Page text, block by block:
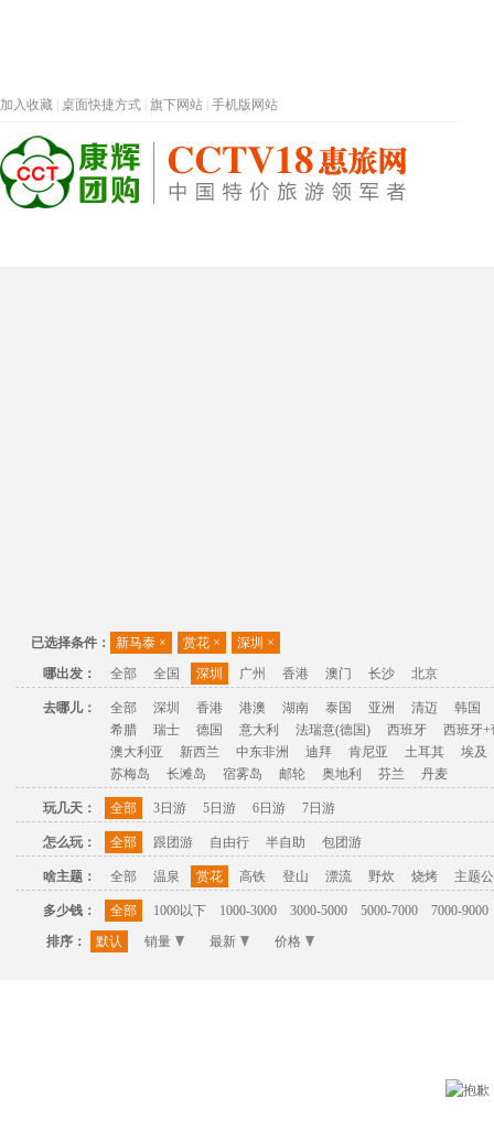
加入收藏 桌面快捷方式 旗下网站 手机版网站
已选择条件： 新马泰 × 赏花 × 深圳 ×
哪出发：
全部 全国 深圳 广州 香港 澳门 长沙 北京
去哪儿： 全部 深圳 香港 港澳 湖南 泰国 亚洲 清迈
韩国
希腊
瑞士 德国 意大利 法瑞意(德国) 西班牙
西班牙+
澳大利亚
新西兰 中东非洲 迪拜 肯尼亚 土耳其
埃及
苏梅岛
长滩岛 宿雾岛 邮轮 奥地利 芬兰 丹麦
玩几天： 全部 3日游 5日游 6日游 7日游
怎么玩： 全部 跟团游 自由行 半自助 包团游
啥主题： 全部 温泉 赏花 高铁 登山 漂流 野炊 烧烤 主题
多少钱： 全部 1000以下 1000-3000 3000-5000 5000-7000
7000-9000
排序：
默认 销量 最新 价格